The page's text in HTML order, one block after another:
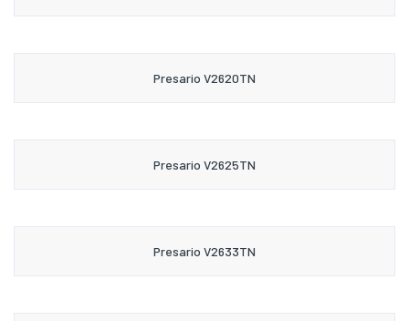
Presario V2620TN
Presario V2625TN
Presario V2633TN